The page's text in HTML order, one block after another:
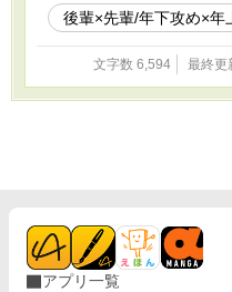
後輩×先輩/年下攻め×年
文字数 6,594 最終更
アプリ一覧